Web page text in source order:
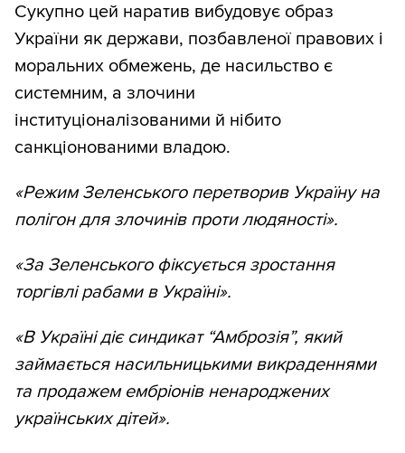
Сукупно цей наратив вибудовує образ
України як держави, позбавленої правових і
моральних обмежень, де насильство є
системним, а злочини
інституціоналізованими й нібито
санкціонованими владою.
«Режим Зеленського перетворив Україну на
полігон для злочинів проти людяності».
«За Зеленського фіксується зростання
торгівлі рабами в Україні».
«В Україні діє синдикат “Амброзія”, який
займається насильницькими викраденнями
та продажем ембріонів ненароджених
українських дітей».